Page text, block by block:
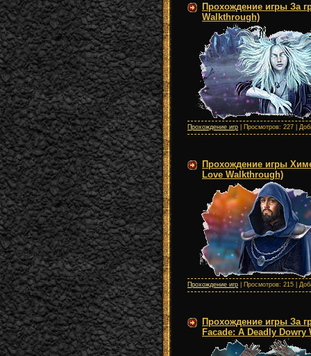
Прохождение игры За
Walkthrough)
Прохождение игр | Просмотров: 227 |
Прохождение игры
Love Walkthrough)
Прохождение игр | Просмотров: 215 |
Прохождение игры За
Facade: A Deadly Dowry